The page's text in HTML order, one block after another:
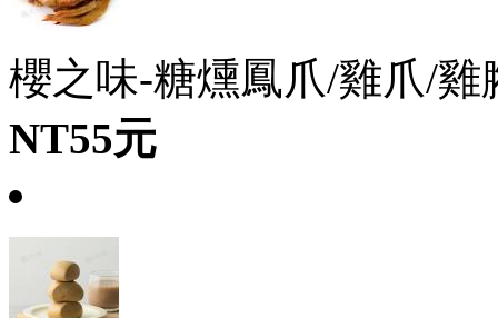
櫻之味-糖燻鳳爪/雞爪/雞
NT55元